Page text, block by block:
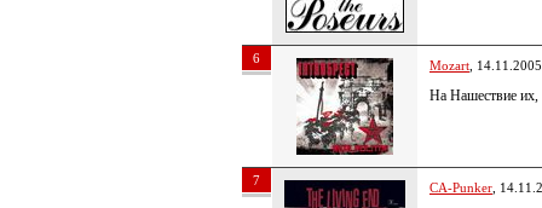
6 Mozart ,
На Нашествие их,
7 CA-Punker ,